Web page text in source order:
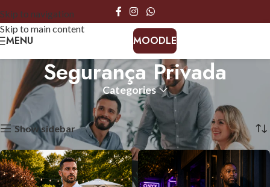
Skip to navigation
Skip to main content
MENU MOODLE
Segurança Privada
Categories
Início Segurança Privada A mostrar todos os 7 resultados
Show sidebar